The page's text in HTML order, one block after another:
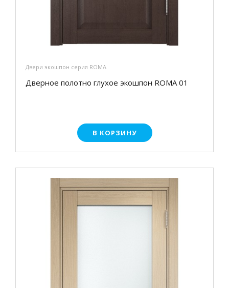
Двери экошпон серия ROMA
Дверное полотно глухое экошпон ROMA 01
В КОРЗИНУ